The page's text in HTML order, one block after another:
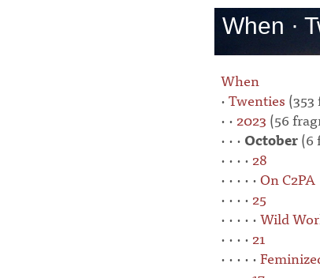
When ·
When
·Twenties
· · 2023 (56
· · · October(6
· · · · 28
· · · · ·On C2PA
· · · · 25
· · · · ·Wild
· · · · 21
· · · · ·